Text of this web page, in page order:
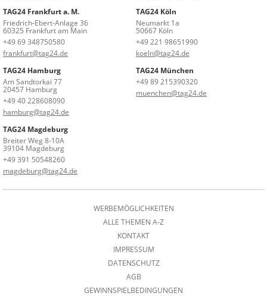
TAG24 Frankfurt a. M.
Friedrich-Ebert-Anlage 36
60325 Frankfurt am Main
+49 69 348750580
frankfurt@tag24.de
TAG24 Köln
Neumarkt 1a
50667 Köln
+49 221 98651990
koeln@tag24.de
TAG24 Hamburg
Am Sandtorkai 77
20457 Hamburg
+49 40 228608090
hamburg@tag24.de
TAG24 München
+49 89 215390320
muenchen@tag24.de
TAG24 Magdeburg
Breiter Weg 8-10A
39104 Magdeburg
+49 391 50548260
magdeburg@tag24.de
WERBEMÖGLICHKEITEN
ALLE THEMEN A-Z
KONTAKT
IMPRESSUM
DATENSCHUTZ
AGB
GEWINNSPIELBEDINGUNGEN